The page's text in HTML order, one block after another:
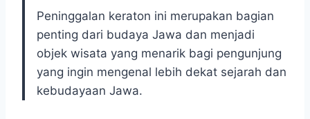
Peninggalan keraton ini merupakan bagian
penting dari budaya Jawa dan menjadi
objek wisata yang menarik bagi pengunjung
yang ingin mengenal lebih dekat sejarah dan
kebudayaan Jawa.